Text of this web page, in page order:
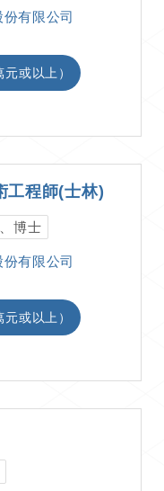
有限公司
或以上）
工程師(士林)
博士
有限公司
或以上）